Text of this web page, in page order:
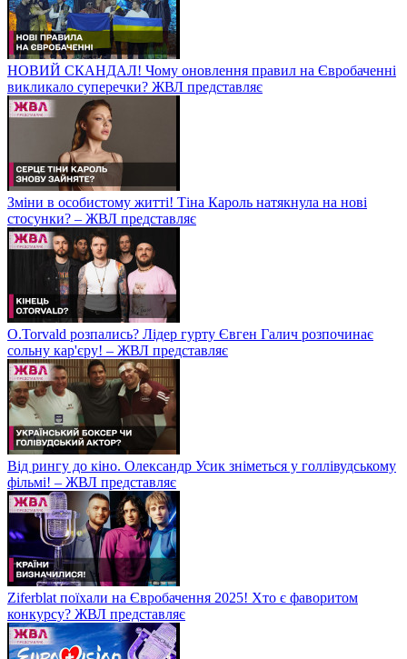
НОВИЙ СКАНДАЛ! Чому оновлення правил на Євробаченні
викликало суперечки? ЖВЛ представляє
Зміни в особистому житті! Тіна Кароль натякнула на нові
стосунки? – ЖВЛ представляє
O.Torvald розпались? Лідер гурту Євген Галич розпочинає
сольну кар'єру! – ЖВЛ представляє
Від рингу до кіно. Олександр Усик зніметься у голлівудському
фільмі! – ЖВЛ представляє
Ziferblat поїхали на Євробачення 2025! Хто є фаворитом
конкурсу? ЖВЛ представляє